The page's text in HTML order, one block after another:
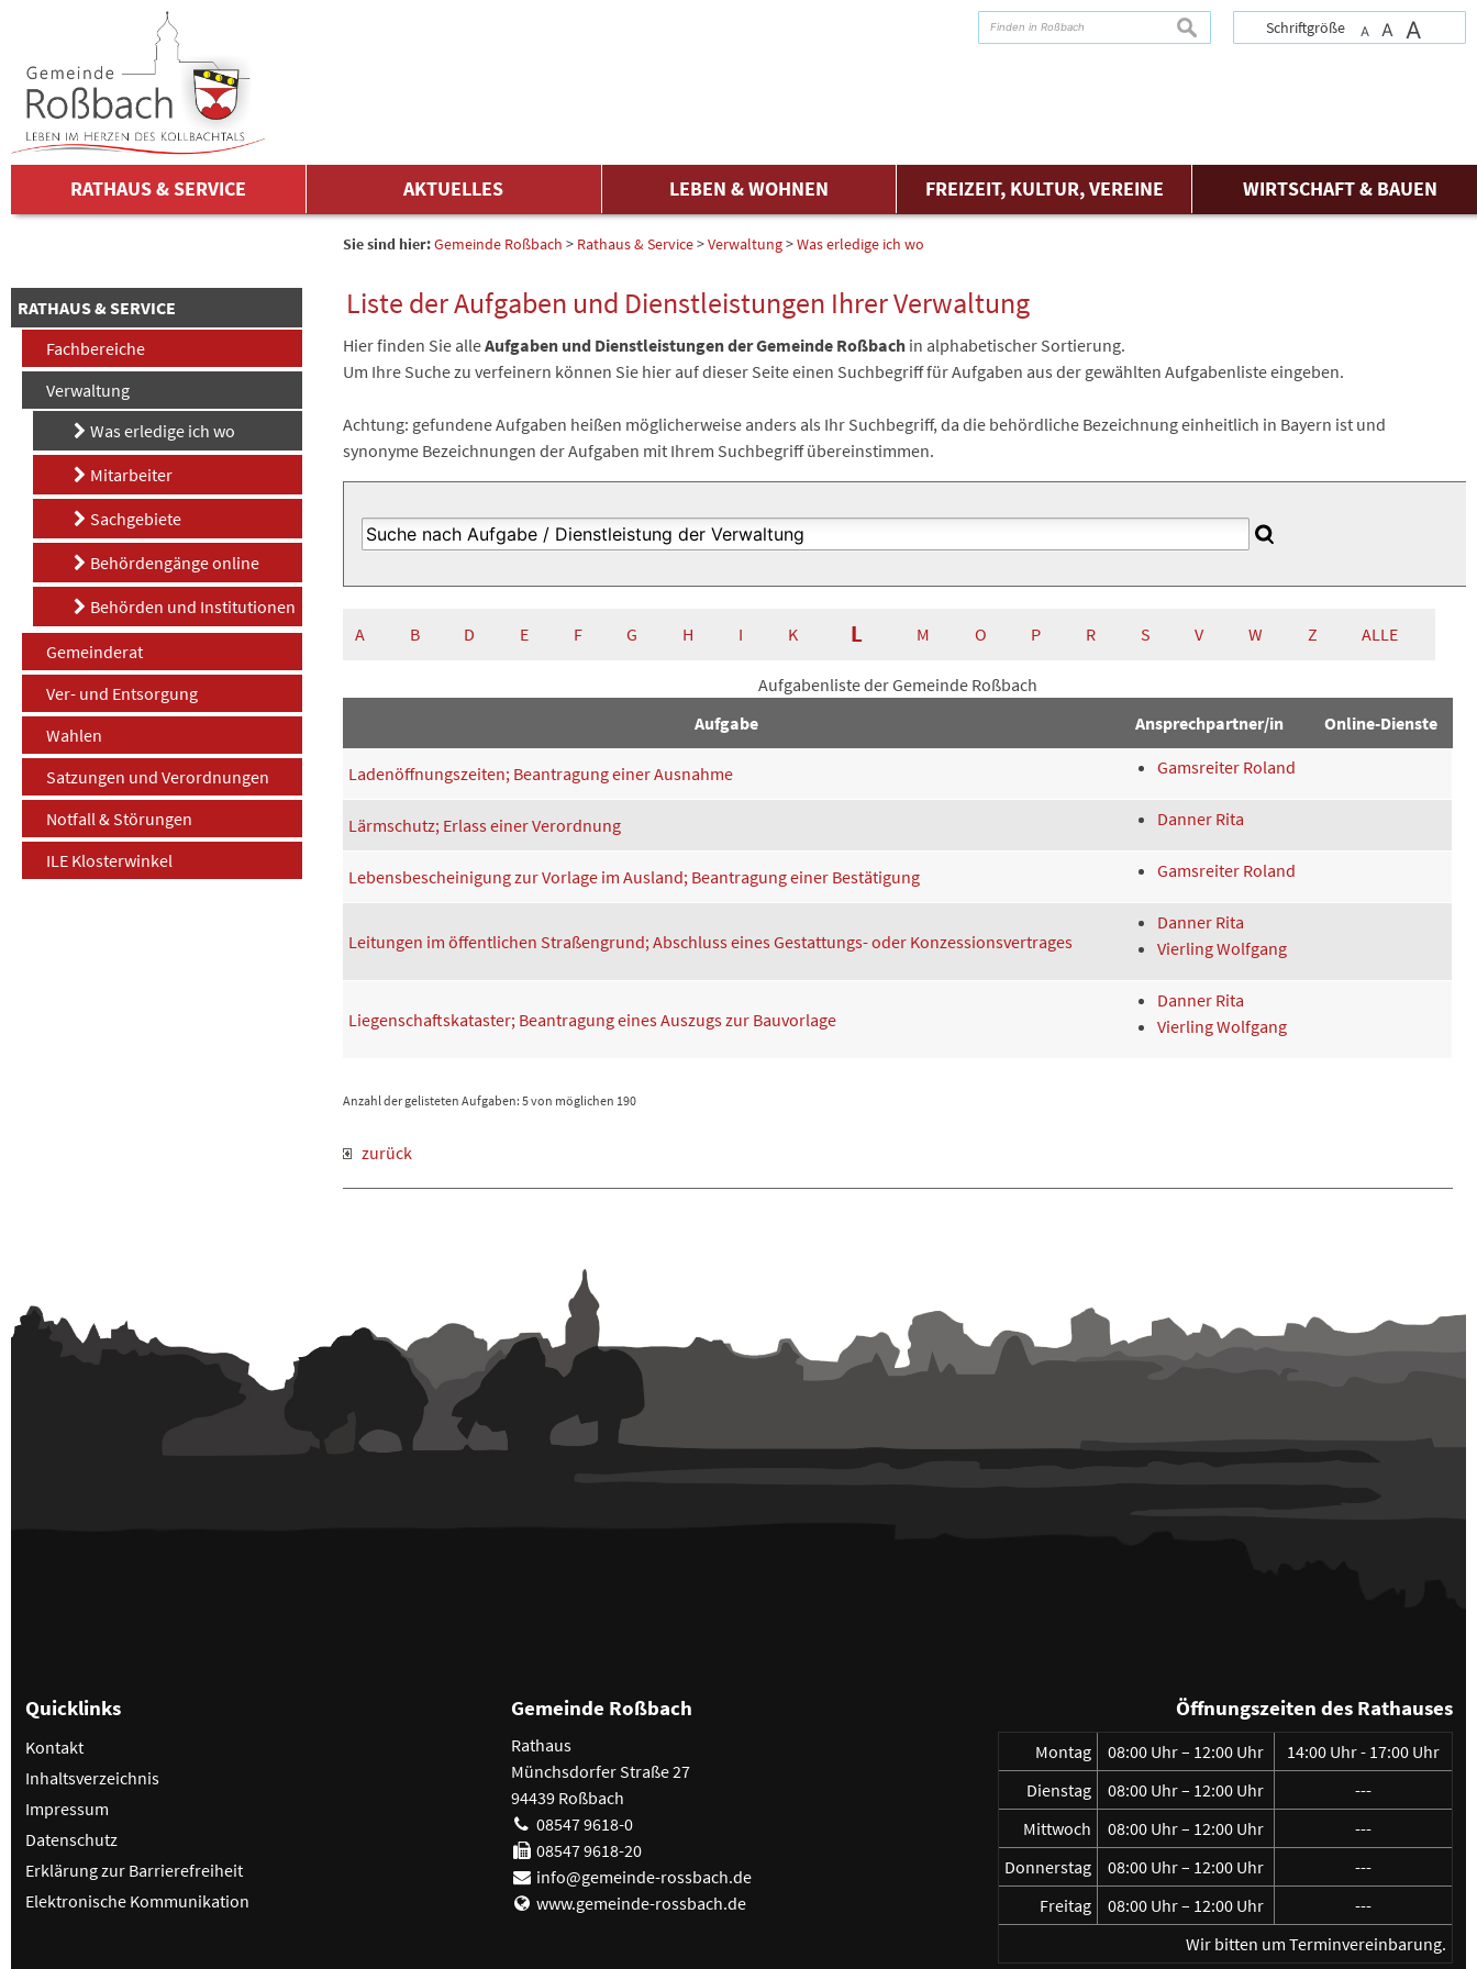
zur Navigation
Schriftgröße A A A
suchen
RATHAUS & SERVICE AKTUELLES LEBEN & WOHNEN FREIZEIT, KULTUR, VEREINE WIRTSCHAFT & BAUEN
RATHAUS & SERVICE
Fachbereiche
Verwaltung
Was erledige ich wo
Mitarbeiter
Sachgebiete
Behördengänge online
Behörden und Institutionen
Gemeinderat
Ver- und Entsorgung
Wahlen
Satzungen und Verordnungen
Notfall & Störungen
ILE Klosterwinkel
Sie sind hier:Gemeinde Roßbach > Rathaus & Service>Verwaltung>Was erledige ich wo
Liste der Aufgaben und Dienstleistungen Ihrer Verwaltung
Hier finden Sie alleAufgaben und Dienstleistungen der Gemeinde Roßbach in alphabetischer Sortierung.
Um Ihre Suche zu verfeinern können Sie hier auf dieser Seite einen Suchbegriff für Aufgaben aus der gewählten Aufgabenliste eingeben.
Achtung: gefundene Aufgaben heißen möglicherweise anders als Ihr Suchbegriff, da die behördliche Bezeichnung einheitlich in Bayern ist und
synonyme Bezeichnungen der Aufgaben mit Ihrem Suchbegriff übereinstimmen.
A B D E F G H I K L M O P R S V W Z ALLE
Aufgabenliste der Gemeinde Roßbach
Aufgabe
Ansprechpartner/in Online-Dienste
Ladenöffnungszeiten; Beantragung einer Ausnahme Gamsreiter Roland
Lärmschutz; Erlass einer Verordnung Danner Rita
Lebensbescheinigung zur Vorlage im Ausland; Beantragung einer Bestätigung Gamsreiter Roland
Leitungen im öffentlichen Straßengrund; Abschluss eines Gestattungs- oder Konzessionsvertrages
Danner Rita
Vierling Wolfgang
Liegenschaftskataster; Beantragung eines Auszugs zur Bauvorlage
Danner Rita
Vierling Wolfgang
Anzahl der gelisteten Aufgaben: 5 von möglichen 190
zurück
Quicklinks
Kontakt
Inhaltsverzeichnis
Impressum
Datenschutz
Erklärung zur Barrierefreiheit
Elektronische Kommunikation
Gemeinde Roßbach
Rathaus
Münchsdorfer Straße 27
94439 Roßbach
08547 9618-0
08547 9618-20
info@gemeinde-rossbach.de
www.gemeinde-rossbach.de
Öffnungszeiten des Rathauses
Montag 08:00 Uhr – 12:00 Uhr
14:00 Uhr - 17:00 Uhr
Dienstag
08:00 Uhr – 12:00 Uhr
---
Mittwoch
08:00 Uhr – 12:00 Uhr
---
Donnerstag
08:00 Uhr – 12:00 Uhr
---
Freitag
08:00 Uhr – 12:00 Uhr
---
Wir bitten um Terminvereinbarung.